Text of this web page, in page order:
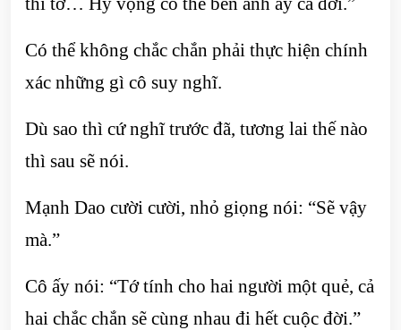
Có thể không chắc chắn phải thực hiện chính
xác những gì cô suy nghĩ.
Dù sao thì cứ nghĩ trước đã, tương lai thế nào
thì sau sẽ nói.
Mạnh Dao cười cười, nhỏ giọng nói: “Sẽ vậy
mà.”
Cô ấy nói: “Tớ tính cho hai người một quẻ, cả
hai chắc chắn sẽ cùng nhau đi hết cuộc đời.”